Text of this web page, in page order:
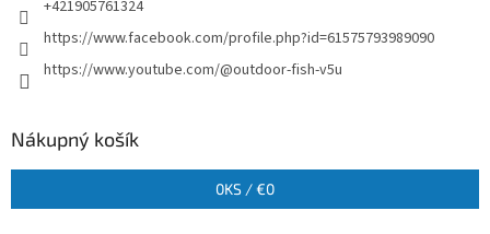
+421905761324
https://www.facebook.com/profile.php?id=61575793989090
https://www.youtube.com/@outdoor-fish-v5u
Nákupný košík
0KS /€0